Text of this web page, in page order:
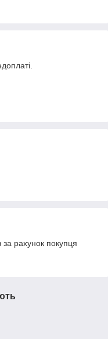
рахунок покупця